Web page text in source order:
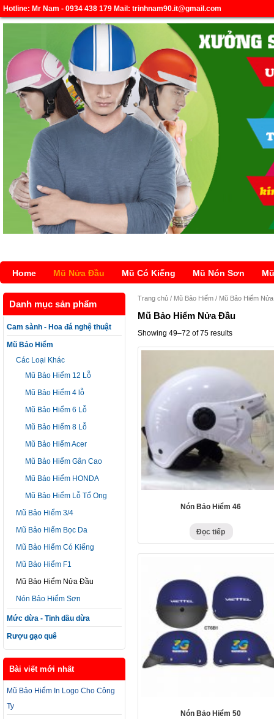
Hotline: Mr Nam - 0934 438 179 Mail: trinhnam90.it@gmail.com
Home Mũ Nửa Đầu Mũ Có Kiếng Mũ Nón Sơn
Danh mục sản phẩm
Cam sành - Hoa đá nghệ thuật
Mũ Bảo Hiểm
Các Loại Khác
Mũ Bảo Hiểm 12 Lỗ
Mũ Bảo Hiểm 4 lỗ
Mũ Bảo Hiểm 6 Lỗ
Mũ Bảo Hiểm 8 Lỗ
Mũ Bảo Hiểm Acer
Mũ Bảo Hiểm Gân Cao
Mũ Bảo Hiểm HONDA
Mũ Bảo Hiểm Lỗ Tổ Ong
Mũ Bảo Hiểm 3/4
Mũ Bảo Hiểm Bọc Da
Mũ Bảo Hiểm Có Kiếng
Mũ Bảo Hiểm F1
Mũ Bảo Hiểm Nửa Đầu
Nón Bảo Hiểm Sơn
Mức dừa - Tinh dầu dừa
Rượu gạo quê
Bài viết mới nhất
Mũ Bảo Hiểm In Logo Cho Công
Ty
Trang chủ / Mũ Bảo Hiểm / Mũ Bảo Hiểm
Mũ Bảo Hiểm Nửa Đầu
Showing 49–72 of 75 results
Nón Bảo Hiểm 46
Đọc tiếp
Nón Bảo Hiểm 50